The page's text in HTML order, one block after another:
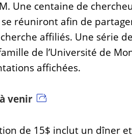
Une centaine de
réuniront afin de
affiliés. Une série
de l’Université de
affichées.
à venir
de 15$ inclut un dîner